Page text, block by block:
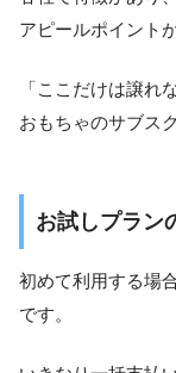
アピールポイント
「ここだけは譲れ
おもちゃのサブス
お試しプラン
初めて利用する場
です。